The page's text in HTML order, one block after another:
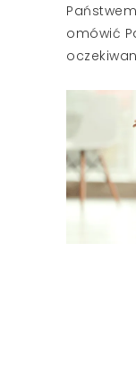
omówić